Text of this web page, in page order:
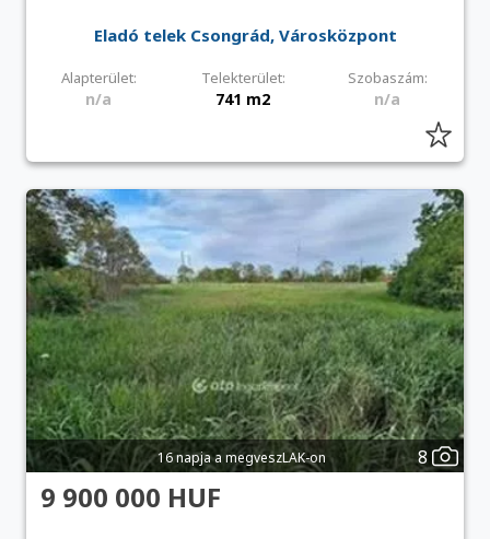
Eladó telek Csongrád, Városközpont
Alapterület: Telekterület: Szobaszám:
n/a 741 m2 n/a
16 napja a megveszLAK-on 8
9 900 000 HUF